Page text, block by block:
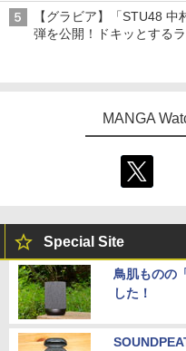
【グラビア】「STU48
弾を公開！ドキッとする
MANGA
Special Site
鳥肌ものの
した！